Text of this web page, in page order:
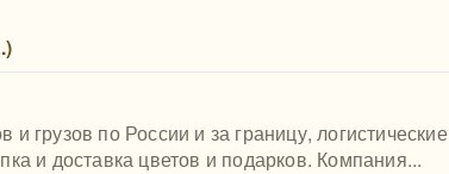
грузов по России и за границу, логистические
и доставка цветов и подарков. Компания...